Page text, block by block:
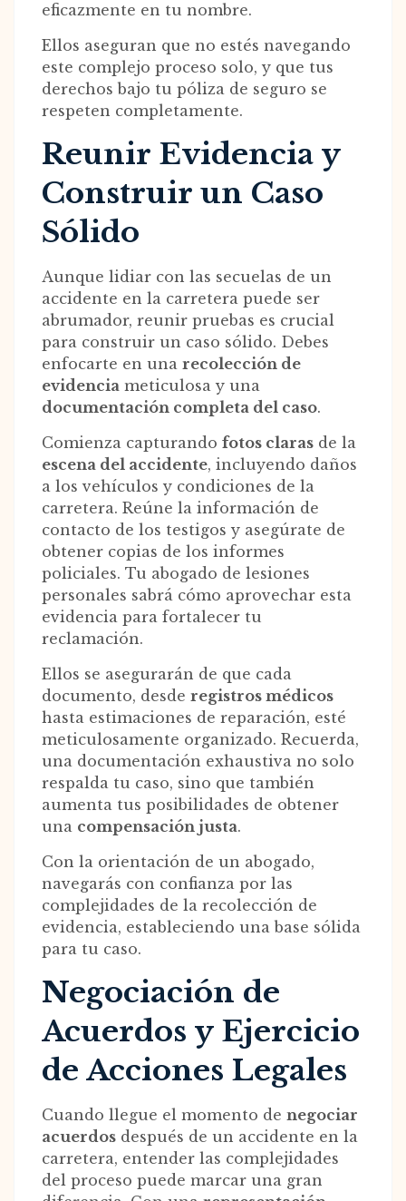
eficazmente en tu nombre.
Ellos aseguran que no estés navegando
este complejo proceso solo, y que tus
derechos bajo tu póliza de seguro se
respeten completamente.
Reunir Evidencia y
Construir un Caso
Sólido
Aunque lidiar con las secuelas de un
accidente en la carretera puede ser
abrumador, reunir pruebas es crucial
para construir un caso sólido. Debes
enfocarte en una recolección de
evidencia meticulosa y una
documentación completa del caso.
Comienza capturando fotos claras de la
escena del accidente, incluyendo daños
a los vehículos y condiciones de la
carretera. Reúne la información de
contacto de los testigos y asegúrate de
obtener copias de los informes
policiales. Tu abogado de lesiones
personales sabrá cómo aprovechar esta
evidencia para fortalecer tu
reclamación.
Ellos se asegurarán de que cada
documento, desde registros médicos
hasta estimaciones de reparación, esté
meticulosamente organizado. Recuerda,
una documentación exhaustiva no solo
respalda tu caso, sino que también
aumenta tus posibilidades de obtener
una compensación justa.
Con la orientación de un abogado,
navegarás con confianza por las
complejidades de la recolección de
evidencia, estableciendo una base sólida
para tu caso.
Negociación de
Acuerdos y Ejercicio
de Acciones Legales
Cuando llegue el momento de negociar
acuerdos después de un accidente en la
carretera, entender las complejidades
del proceso puede marcar una gran